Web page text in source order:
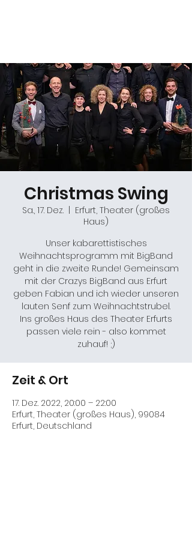
Christmas Swing
Sa., 17. Dez.
Erfurt, Theater (großes
Haus)
Unser kabarettistisches
Weihnachtsprogramm mit BigBand
geht in die zweite Runde! Gemeinsam
mit der Crazys BigBand aus Erfurt
geben Fabian und ich wieder unseren
lauten Senf zum Weihnachtstrubel.
Ins großes Haus des Theater Erfurts
passen viele rein - also kommet
zuhauf! ;)
Zeit & Ort
17. Dez. 2022, 20:00 – 22:00
Erfurt, Theater (großes Haus), 99084
Erfurt, Deutschland